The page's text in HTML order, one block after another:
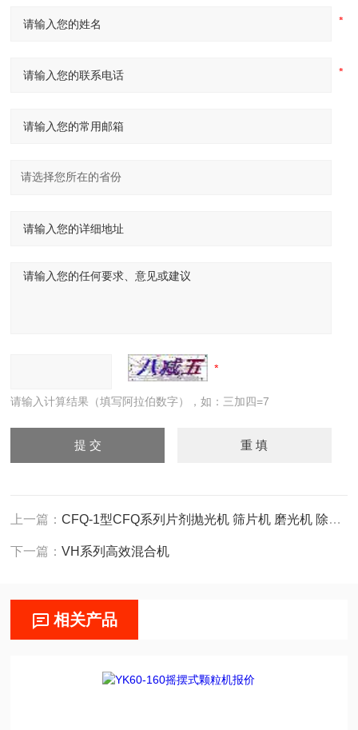
请输入计算结果（填写阿拉伯数字），如：三加四=7
上一篇：CFQ-1型CFQ系列片剂抛光机 筛片机 磨光机 除粉器
下一篇：VH系列高效混合机
相关产品